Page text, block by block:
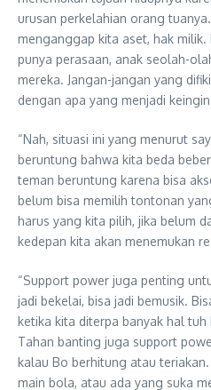
urusan perkelahian orang
menganggap kita aset, hak milik.
punya perasaan, anak seolah-
mereka. Jangan-jangan yang
dengan apa yang menjadi
“Nah, situasi ini yang menurut
beruntung bahwa kita beda
teman beruntung karena bisa
belum bisa memilih tontonan
harus yang kita pilih, jika belum
kedepan kita akan menemukan
“Support power juga penting
jadi bekelai, bisa jadi bemusik.
ketika kita diterpa banyak hal
Tahan banting juga support
kalau Bo berhitung atau
main bola, atau ada yang suka